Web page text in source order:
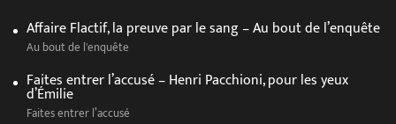
Affaire Flactif, la preuve par le sang – Au bout de l’enquête
Au bout de l'enquête
Faites entrer l’accusé – Henri Pacchioni, pour les yeux
d’Émilie
Faites entrer l’accusé